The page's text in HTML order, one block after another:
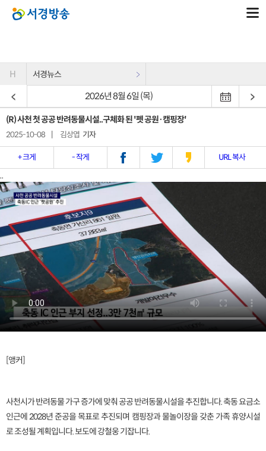
H 서경뉴스
2026년 8월 6일 (목)
(R) 사천 첫 공공 반려동물시설..구체화 된 '펫 공원·캠핑장'
2025-10-08 김상엽 기자
+ 크게 - 작게 URL 복사
..
[앵커]
사천시가 반려동물 가구 증가에 맞춰 공공 반려동물시설을 추진합니다. 축동 요금소
인근에 2028년 준공을 목표로 추진되며 캠핑장과 물놀이장을 갖춘 가족 휴양시설
로 조성될 계획입니다. 보도에 강철웅 기잡니다.